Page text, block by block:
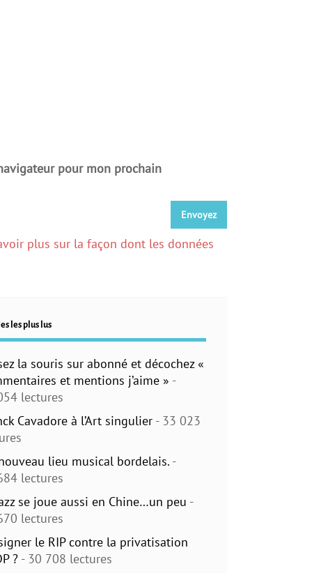
pour mon prochain
plus sur la façon dont les données
les plus lus
la souris sur abonné et décochez «
et mentions j’aime » -
lectures
Cavadore à l’Art singulier - 33 023
lieu musical bordelais. -
lectures
se joue aussi en Chine…un peu -
lectures
le RIP contre la privatisation
? - 30 708 lectures